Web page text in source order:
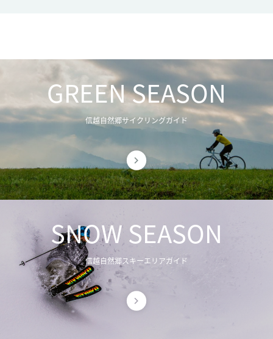
GREEN SEASON
信越自然郷サイクリングガイド
SNOW SEASON
信越自然郷スキーエリアガイド